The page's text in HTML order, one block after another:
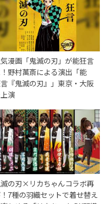
漫画「鬼滅の刃」が能狂言
野村萬斎による演出「能
『鬼滅の刃』」東京・大阪
演
の刃×リカちゃんコラボ再
7種の羽織セットで着せ替え